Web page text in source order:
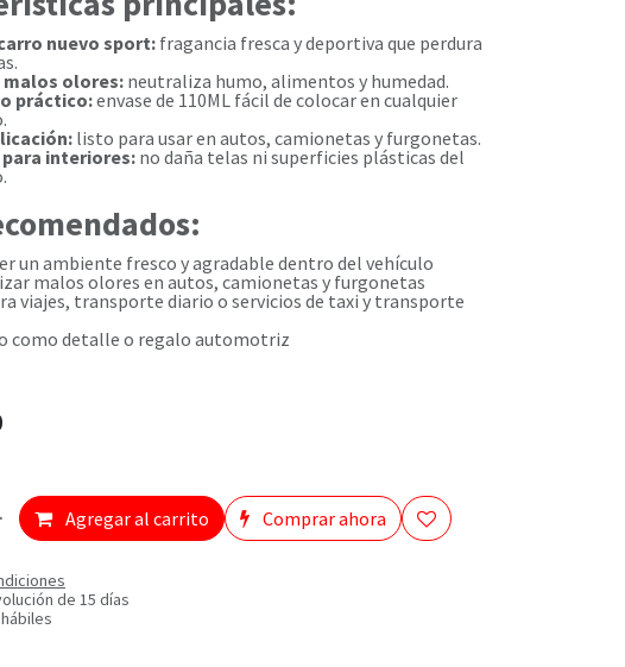
nuevo sport:fragancia fresca y deportiva que perdura
malos olores: neutraliza humo, alimentos y humedad.
práctico:envase de 110ML fácil de colocar en cualquier
listo para usar en autos, camionetas y furgonetas.
interiores:no daña telas ni superficies plásticas del
un ambiente fresco y agradable dentro del vehículo
malos olores en autos, camionetas y furgonetas
viajes, transporte diario o servicios de taxi y transporte
como detalle o regalo automotriz
Agregar al carrito Comprar ahora
de 15 días